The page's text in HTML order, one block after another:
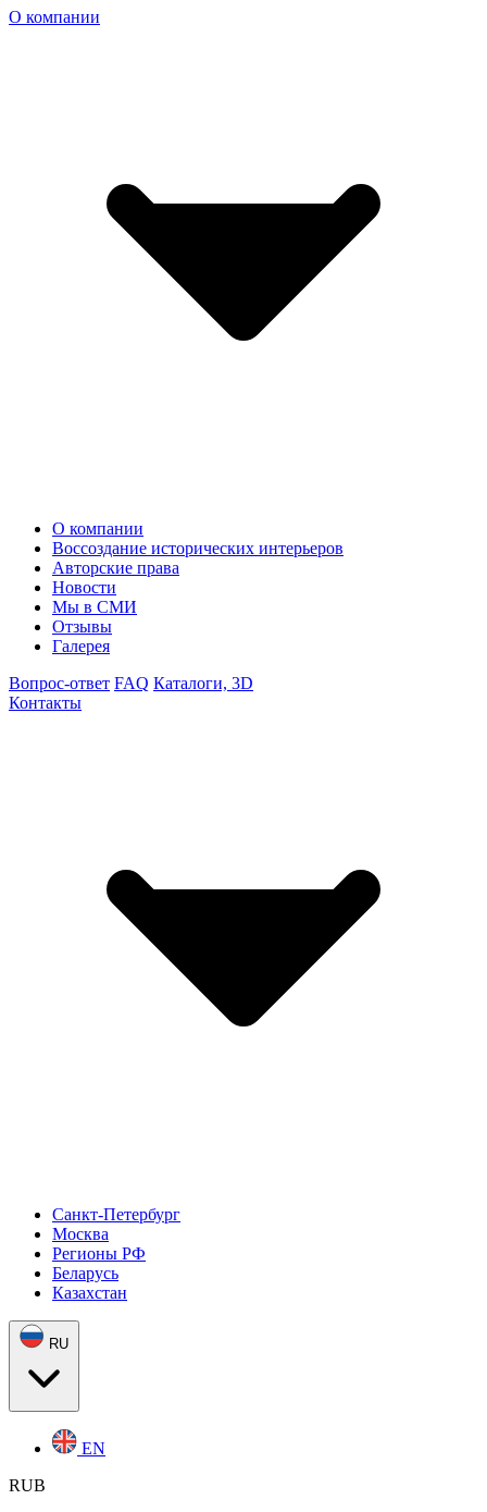
О компании
О компании
Воссоздание исторических интерьеров
Авторские права
Новости
Мы в СМИ
Отзывы
Галерея
Вопрос-ответ FAQ Каталоги, 3D
Контакты
Санкт-Петербург
Москва
Регионы РФ
Беларусь
Казахстан
RU
EN
RUB